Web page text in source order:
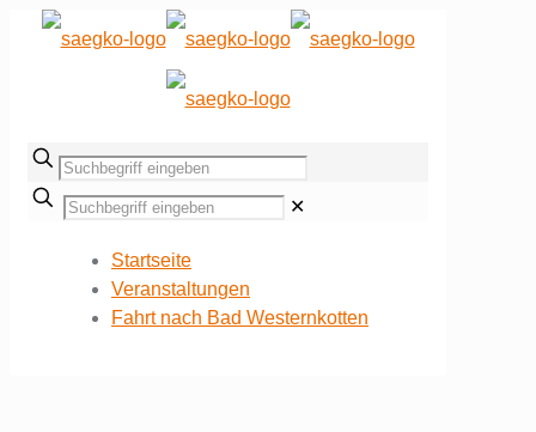
✕
Startseite
Veranstaltungen
Fahrt nach Bad Westernkotten